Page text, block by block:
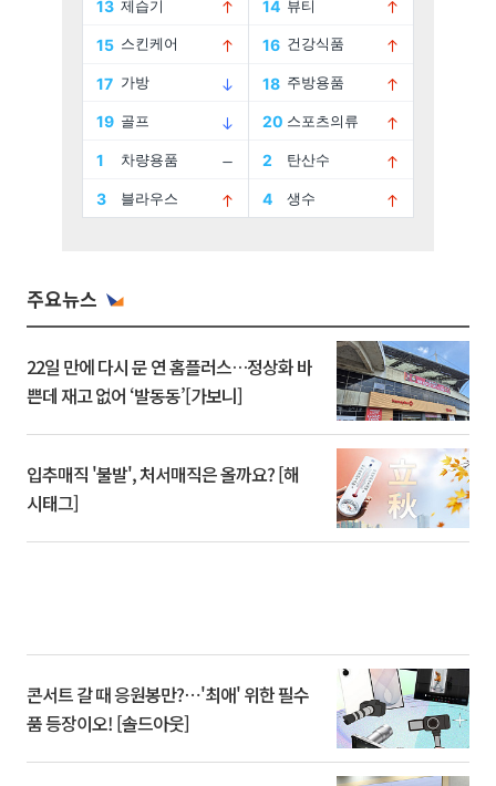
주요뉴스
22일 만에 다시 문 연 홈플러스…정상화 바
쁜데 재고 없어 ‘발동동’[가보니]
입추매직 '불발', 처서매직은 올까요? [해
시태그]
콘서트 갈 때 응원봉만?⋯'최애' 위한 필수
품 등장이오! [솔드아웃]